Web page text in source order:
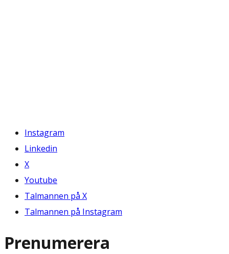
Instagram
Linkedin
X
Youtube
Talmannen på X
Talmannen på Instagram
Prenumerera